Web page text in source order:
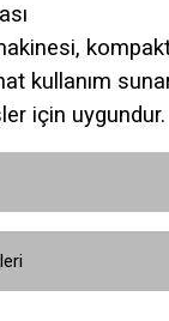
kullanım
için uygundur.